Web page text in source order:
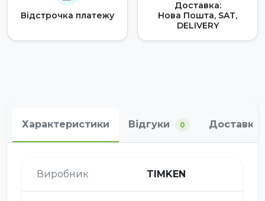
Відстрочка платежу
Доставка:
Нова Пошта, SAT,
DELIVERY
Характеристики Відгуки 0 Доставка
Виробник TIMKEN